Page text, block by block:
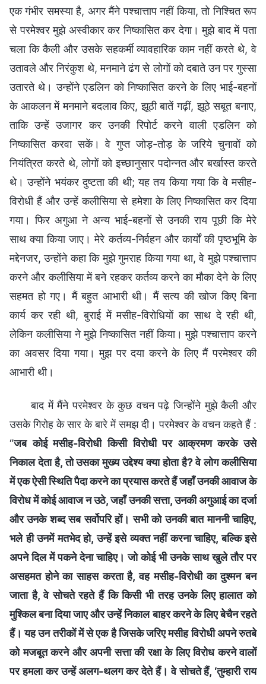
एक गंभीर समस्या है, अगर मैंने पश्चात्ताप नहीं किया, तो निश्चित रूप
से परमेश्वर मुझे अस्वीकार कर निष्कासित कर देगा। मुझे बाद में पता
चला कि कैली और उसके सहकर्मी व्यावहारिक काम नहीं करते थे, वे
उतावले और निरंकुश थे, मनमाने ढंग से लोगों को दबाते उन पर गुस्सा
उतारते थे। उन्होंने एडलिन को निष्कासित करने के लिए भाई-बहनों
के आकलन में मनमाने बदलाव किए, झूठी बातें गढ़ीं, झूठे सबूत बनाए,
ताकि उन्हें उजागर कर उनकी रिपोर्ट करने वाली एडलिन को
निष्कासित करवा सकें। वे गुप्त जोड़-तोड़ के जरिये चुनावों को
नियंत्रित करते थे, लोगों को इच्छानुसार पदोन्नत और बर्खास्त करते
थे। उन्होंने भयंकर दुष्टता की थी; यह तय किया गया कि वे मसीह-
विरोधी हैं और उन्हें कलीसिया से हमेशा के लिए निष्कासित कर दिया
गया। फिर अगुआ ने अन्य भाई-बहनों से उनकी राय पूछी कि मेरे
साथ क्या किया जाए। मेरे कर्तव्य-निर्वहन और कार्यों की पृष्ठभूमि के
मद्देनजर, उन्होंने कहा कि मुझे गुमराह किया गया था, वे मुझे पश्चात्ताप
करने और कलीसिया में बने रहकर कर्तव्य करने का मौका देने के लिए
सहमत हो गए। मैं बहुत आभारी थी। मैं सत्य की खोज किए बिना
कार्य कर रही थी, बुराई में मसीह-विरोधियों का साथ दे रही थी,
लेकिन कलीसिया ने मुझे निष्कासित नहीं किया। मुझे पश्चात्ताप करने
का अवसर दिया गया। मुझ पर दया करने के लिए मैं परमेश्वर की
आभारी थी।
बाद में मैंने परमेश्वर के कुछ वचन पढ़े जिन्होंने मुझे कैली और
उसके गिरोह के सार के बारे में समझ दी। परमेश्वर के वचन कहते हैं :
“जब कोई मसीह-विरोधी किसी विरोधी पर आक्रमण करके उसे
निकाल देता है, तो उसका मुख्य उद्देश्य क्या होता है? वे लोग कलीसिया
में एक ऐसी स्थिति पैदा करने का प्रयास करते हैं जहाँ उनकी आवाज के
विरोध में कोई आवाज न उठे, जहाँ उनकी सत्ता, उनकी अगुआई का दर्जा
और उनके शब्द सब सर्वोपरि हों। सभी को उनकी बात माननी चाहिए,
भले ही उनमें मतभेद हो, उन्हें इसे व्यक्त नहीं करना चाहिए, बल्कि इसे
अपने दिल में पकने देना चाहिए। जो कोई भी उनके साथ खुले तौर पर
असहमत होने का साहस करता है, वह मसीह-विरोधी का दुश्मन बन
जाता है, वे सोचते रहते हैं कि किसी भी तरह उनके लिए हालात को
मुश्किल बना दिया जाए और उन्हें निकाल बाहर करने के लिए बेचैन रहते
हैं। यह उन तरीकों में से एक है जिसके जरिए मसीह विरोधी अपने रुतबे
को मजबूत करने और अपनी सत्ता की रक्षा के लिए विरोध करने वालों
पर हमला कर उन्हें अलग-थलग कर देते हैं। वे सोचते हैं, ‘तुम्हारी राय